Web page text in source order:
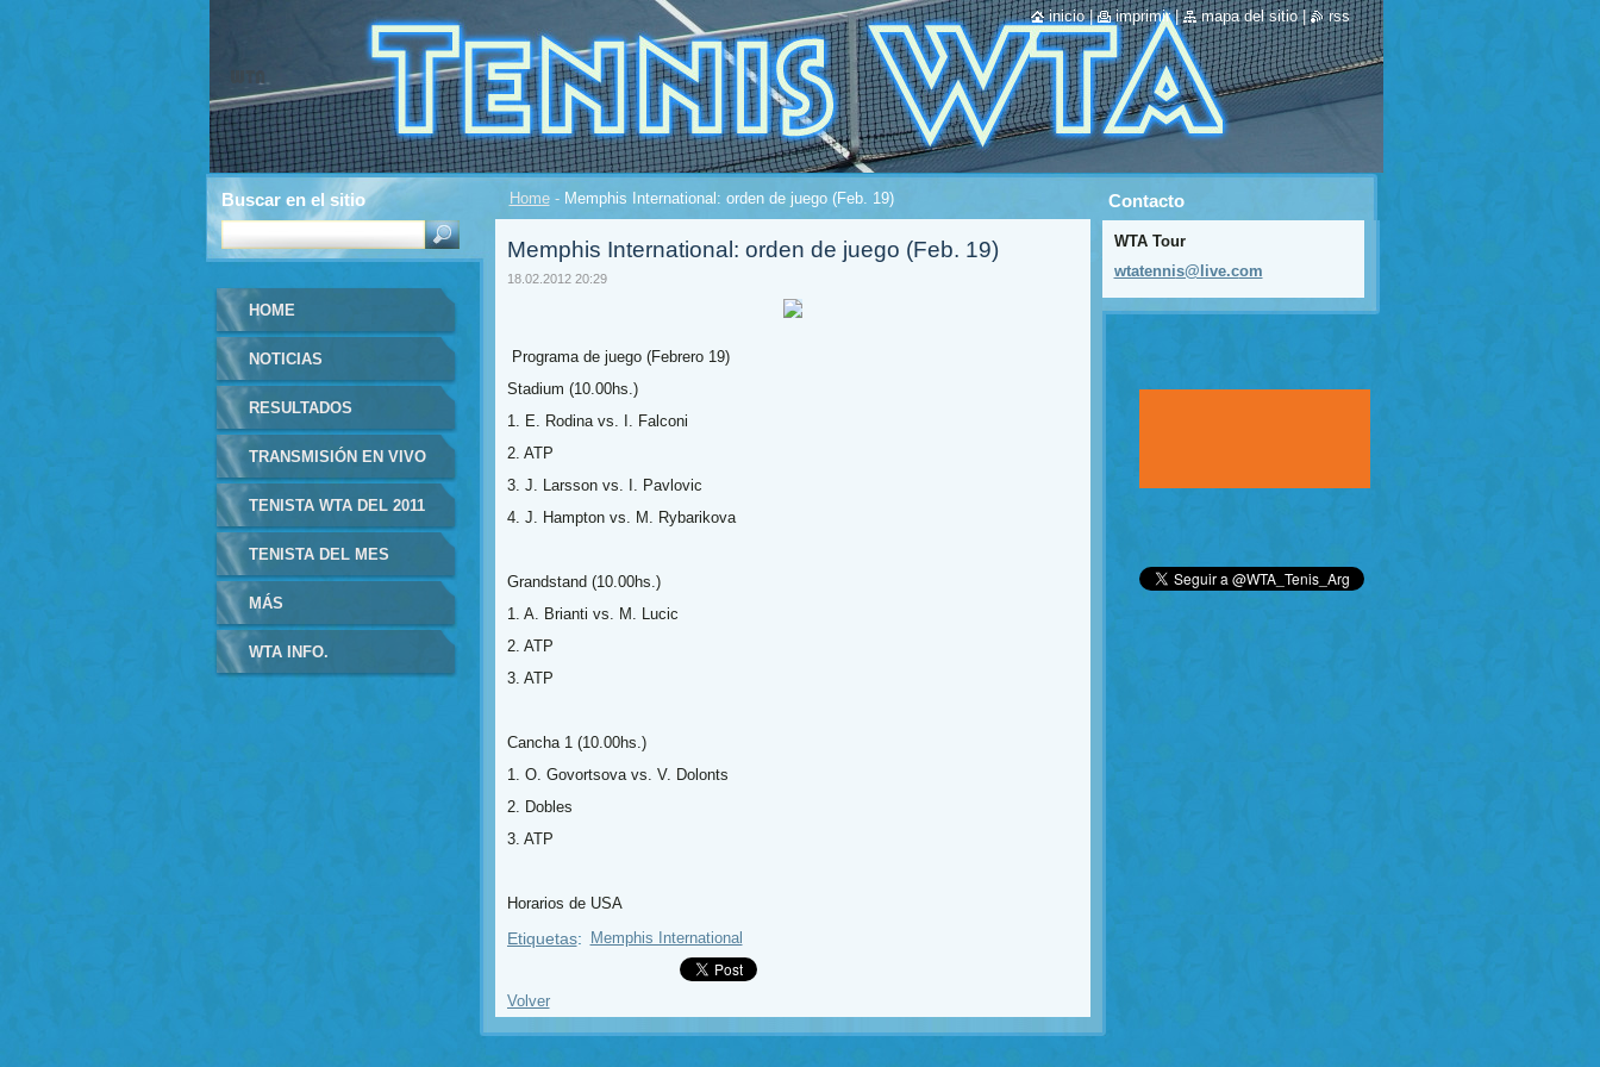
Home - Memphis International: orden de juego (Feb. 19)
Memphis International: orden de juego (Feb. 19)
18.02.2012 20:29
Programa de juego (Febrero 19)
Stadium (10.00hs.)
1. E. Rodina vs. I. Falconi
2. ATP
3. J. Larsson vs. I. Pavlovic
4. J. Hampton vs. M. Rybarikova
Grandstand (10.00hs.)
1. A. Brianti vs. M. Lucic
2. ATP
3. ATP
Cancha 1 (10.00hs.)
1. O. Govortsova vs. V. Dolonts
2. Dobles
3. ATP
Horarios de USA
Etiquetas: Memphis International
Volver
HOME
NOTICIAS
RESULTADOS
TRANSMISIÓN EN VIVO
TENISTA WTA DEL 2011
TENISTA DEL MES
MÁS
WTA INFO.
Contacto
WTA Tour
wtatennis@live.com
Buscar en el sitio
inicio | imprimir | mapa del sitio | rss